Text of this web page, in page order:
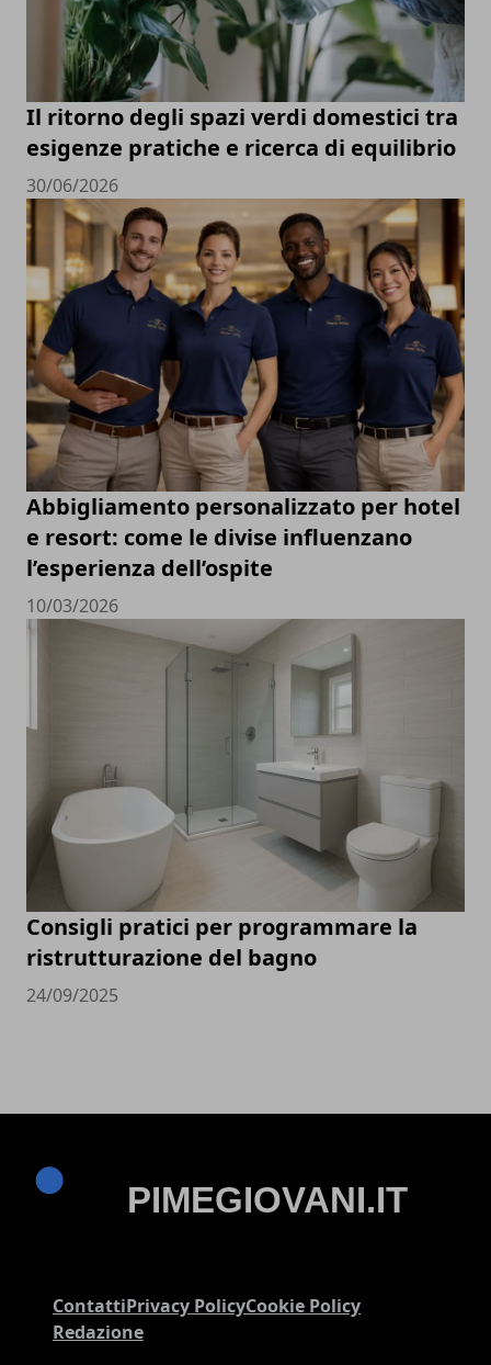
Il ritorno degli spazi verdi domestici tra
esigenze pratiche e ricerca di equilibrio
30/06/2026
Abbigliamento personalizzato per hotel
e resort: come le divise influenzano
l’esperienza dell’ospite
10/03/2026
Consigli pratici per programmare la
ristrutturazione del bagno
24/09/2025
ContattiPrivacy PolicyCookie Policy
Redazione